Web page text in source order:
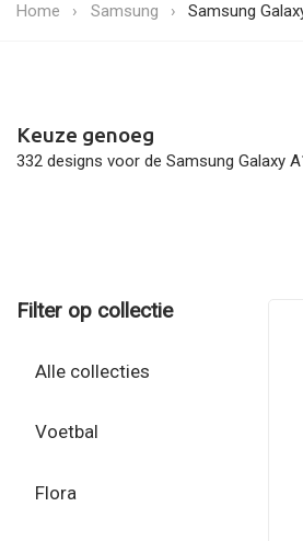
Home Samsung Samsung
Keuze genoeg
332 designs voor de Samsung Galaxy
Filter op collectie
Alle collecties
Voetbal
Flora